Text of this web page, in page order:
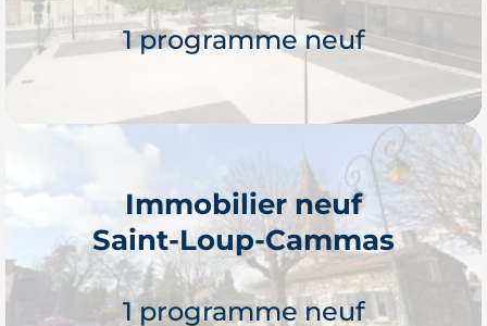
1 programme neuf
Je découvre
Immobilier neuf
Saint-Loup-Cammas
1 programme neuf